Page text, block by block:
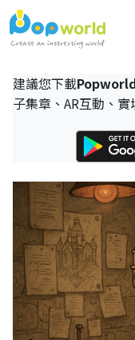
建議您下載
子集章、AR互動、實